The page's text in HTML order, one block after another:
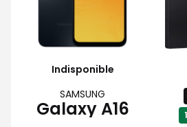
Indisponible
SAMSUNG
Galaxy A16